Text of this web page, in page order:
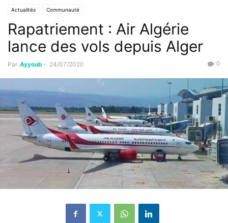
Actualités Communauté
Rapatriement : Air Algérie
lance des vols depuis Alger
Par Ayyoub - 24/07/2020 0